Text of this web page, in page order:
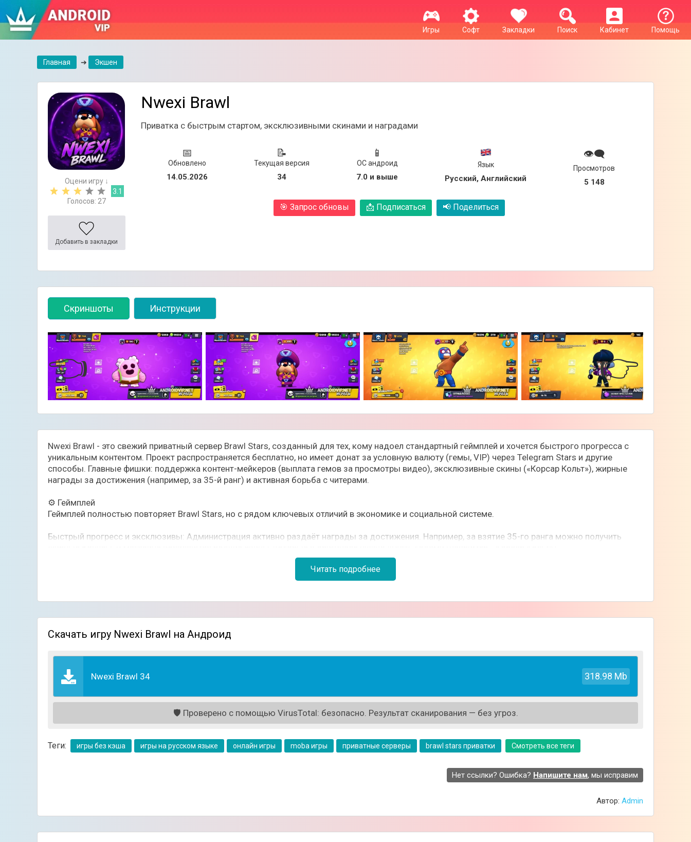
Помощь
Кабинет
Поиск
Закладки
Софт
Игры
Главная ➔ Экшен
Оцени игру ↓
3.1
Голосов: 27
Добавить в закладки
Nwexi Brawl
Приватка с быстрым стартом, эксклюзивными скинами и наградами
📅
Обновлено
14.05.2026
📝
Текущая версия
34
📱
ОС андроид
7.0 и выше
Язык
Русский, Английский
👁‍🗨
Просмотров
5 148
🎯 Запрос обновы 📩 Подписаться 📢 Поделиться
Скриншоты Инструкции
👈 👉
Nwexi Brawl - это свежий приватный сервер Brawl Stars, созданный для тех, кому надоел стандартный геймплей и хочется быстрого прогресса с
уникальным контентом. Проект распространяется бесплатно, но имеет донат за условную валюту (гемы, VIP) через Telegram Stars и другие
способы. Главные фишки: поддержка контент-мейкеров (выплата гемов за просмотры видео), эксклюзивные скины («Корсар Кольт»), жирные
награды за достижения (например, за 35-й ранг) и активная борьба с читерами.
⚙️ Геймплей
Геймплей полностью повторяет Brawl Stars, но с рядом ключевых отличий в экономике и социальной системе.
Быстрый прогресс и эксклюзивы: Администрация активно раздаёт награды за достижения. Например, за взятие 35-го ранга можно получить
Поддержка контент-мейкеров: Если вы ведёте TikTok или YouTube, разработчики выплачивают гемы за просмотры видео с хештегом проекта (от
250 до 5000 гемов в зависимости от охватов). Топовые креаторы получают VIP-статус и официальную поддержку.
Честная игра: Команда внедрила собственные античит-решения, активно борется с «софтами» и читерами. В штате есть живые администраторы,
которые следят за балансом и быстро реагируют на жалобы.
Навигация и донат: Реализована удобная система навигации по меню. Донат прозрачный: можно купить гемы или VIP через Telegram Stars или
🎨 Графика и звук
Визуально игра повторяет последние версии Brawl Stars. Звуковое сопровождение стандартное.
- Очень быстрый прогресс: награды за ранги, эксклюзивные скины, щедрые акции.
- Поддержка контент-мейкеров: можно легально зарабатывать гемы на видео, раскачивая свой канал.
- Есть донат (гемы, VIP), хотя разработчики поощряют и бесплатный прогресс.
- Желательна активность в соцсетях (чтобы получать гемы за видео).
Читать подробнее
Скачать игру Nwexi Brawl на Андроид
Nwexi Brawl 34 318.98 Mb
🛡️ Проверено с помощью VirusTotal: безопасно. Результат сканирования — без угроз.
Теги: игры без кэша игры на русском языке онлайн игры moba игры приватные серверы brawl stars приватки Смотреть все теги
Нет ссылки? Ошибка? Напишите нам, мы исправим
Автор: Admin